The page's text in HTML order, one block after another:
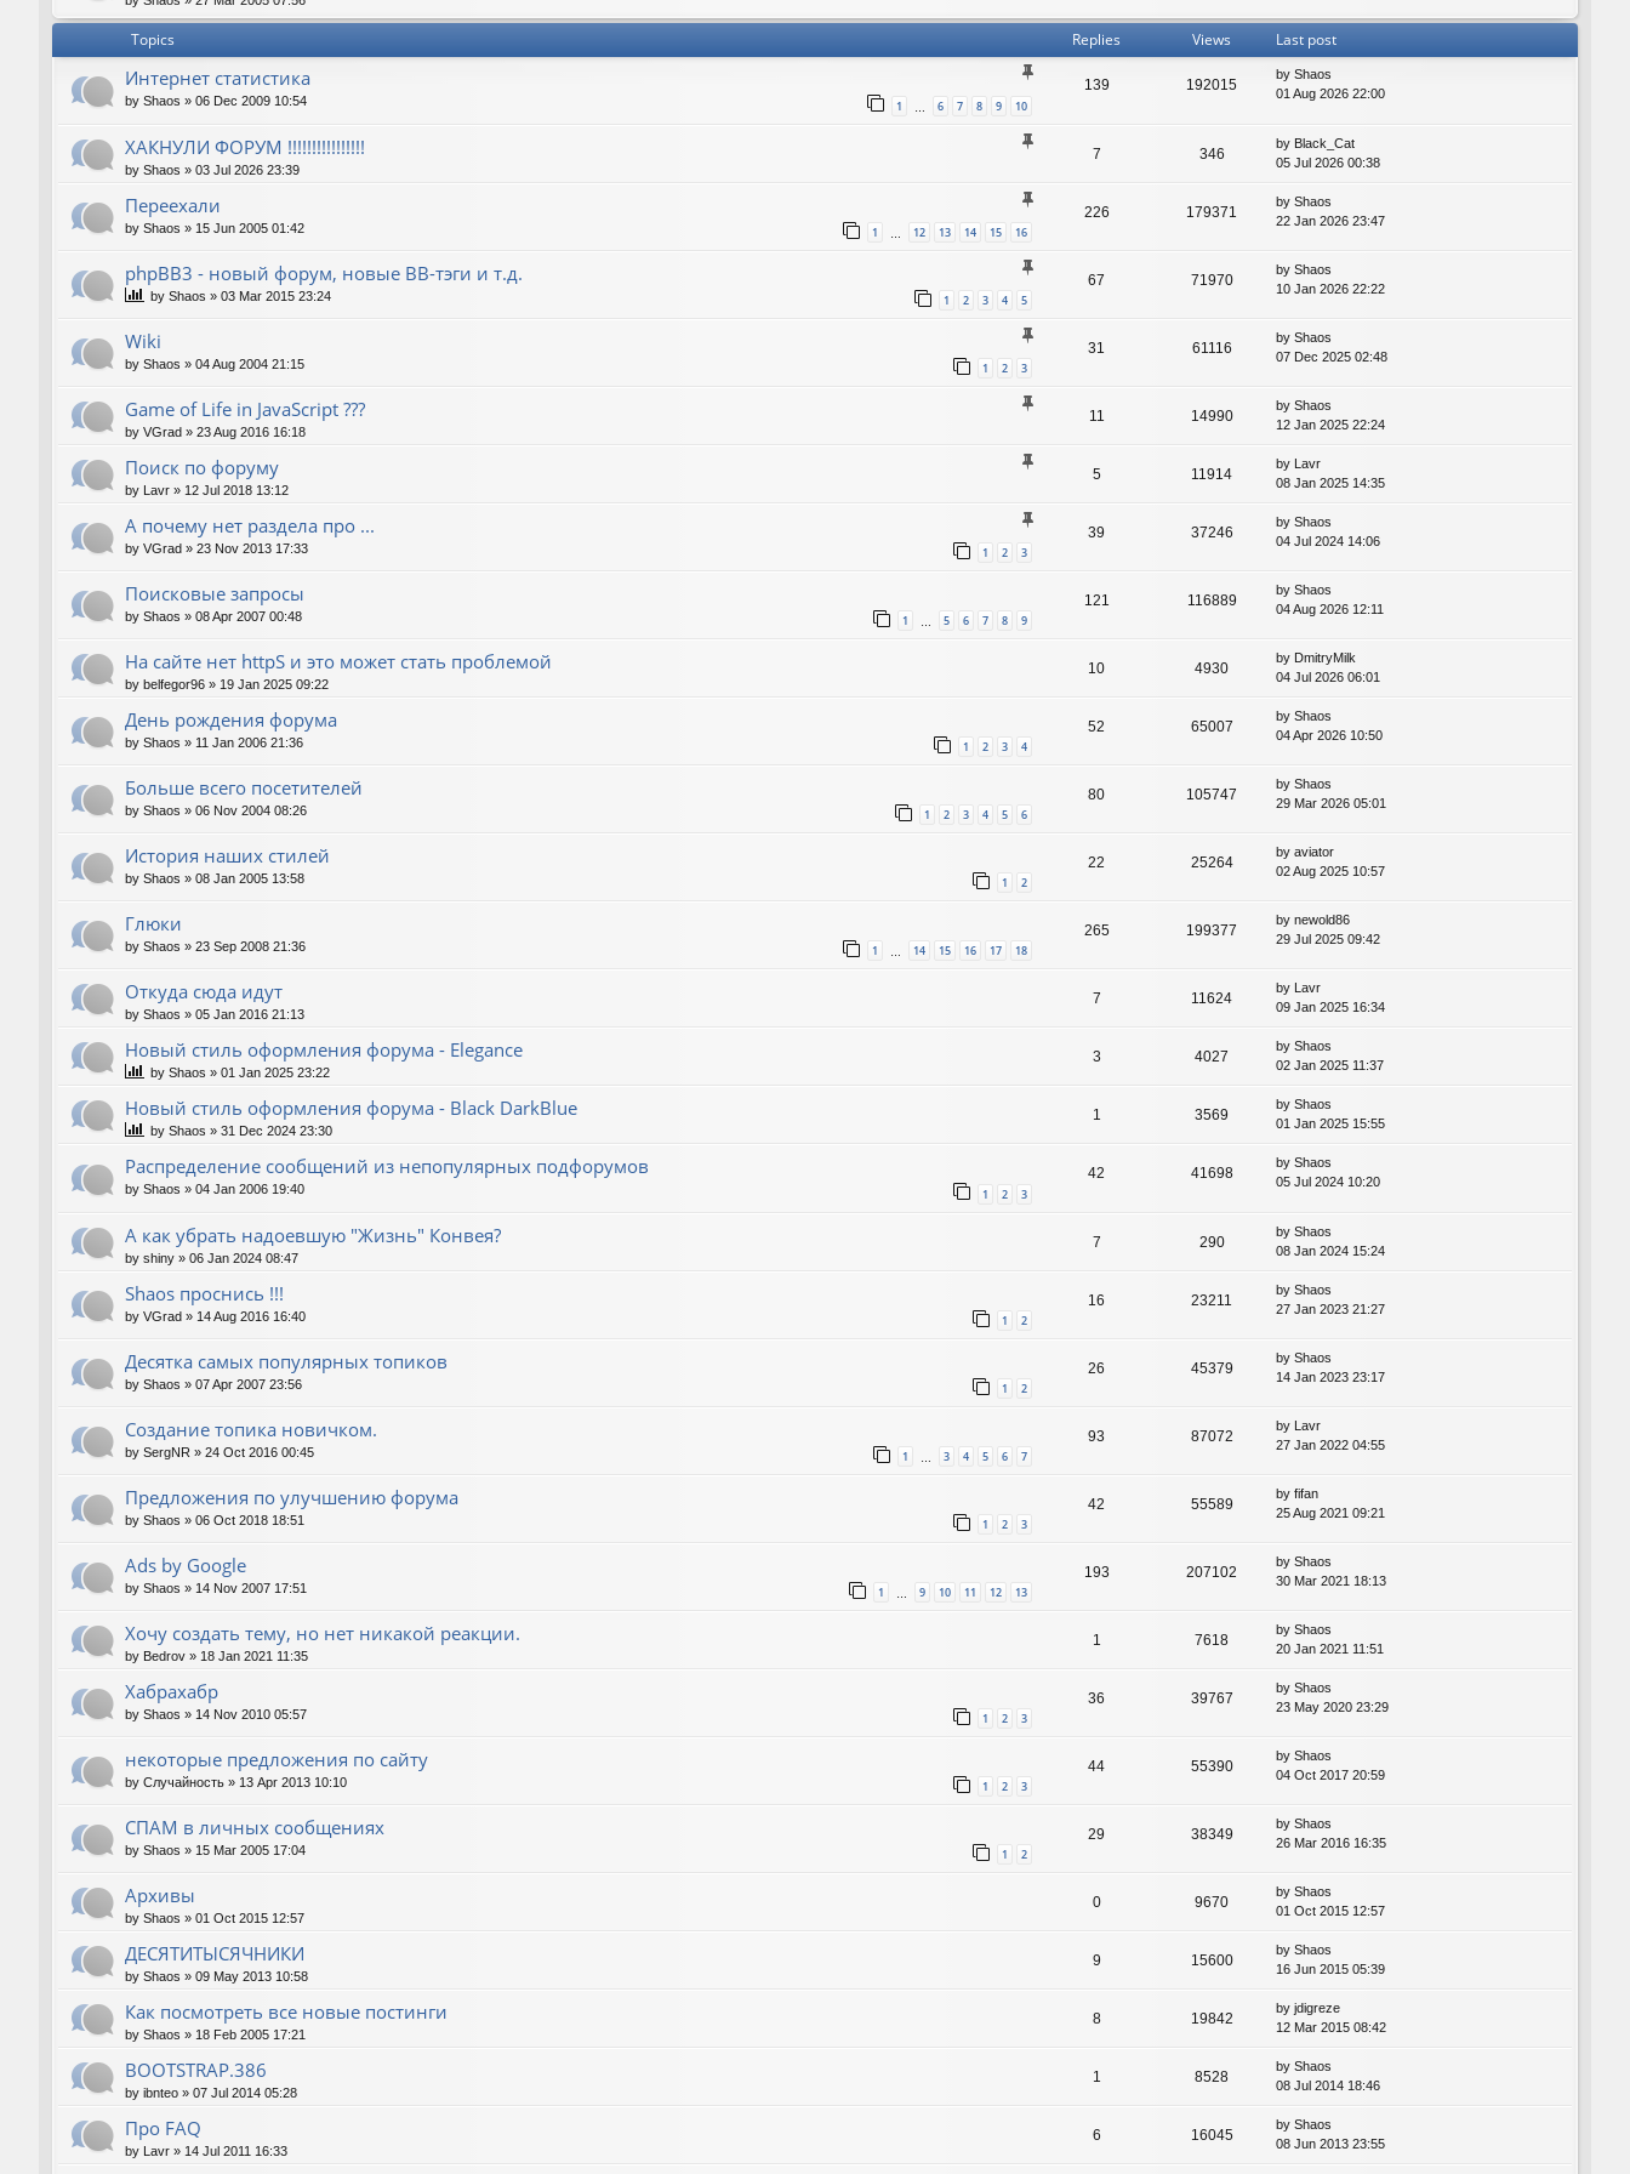
Topics Replies Views Last post
Интернет статистика
by Shaos » 06 Dec 2009 10:54 1 6 7 8 9 10
139 192015
by Shaos
01 Aug 2026 22:00
ХАКНУЛИ ФОРУМ !!!!!!!!!!!!!!!!
by Shaos » 03 Jul 2026 23:39
7 346
by Black_Cat
05 Jul 2026 00:38
Переехали
by Shaos » 15 Jun 2005 01:42 1 12 13 14 15 16
226 179371
by Shaos
22 Jan 2026 23:47
phpBB3 - новый форум, новые BB-тэги и т.д.
by Shaos » 03 Mar 2015 23:24 1 2 3 4 5
67 71970
by Shaos
10 Jan 2026 22:22
Wiki
by Shaos » 04 Aug 2004 21:15 1 2 3
31 61116
by Shaos
07 Dec 2025 02:48
Game of Life in JavaScript ???
by VGrad » 23 Aug 2016 16:18
11 14990
by Shaos
12 Jan 2025 22:24
Поиск по форуму
by Lavr » 12 Jul 2018 13:12
5 11914
by Lavr
08 Jan 2025 14:35
А почему нет раздела про ...
by VGrad » 23 Nov 2013 17:33 1 2 3
39 37246
by Shaos
04 Jul 2024 14:06
Поисковые запросы
by Shaos » 08 Apr 2007 00:48 1 … 5 6 7 8 9
121 116889
by Shaos
04 Aug 2026 12:11
На сайте нет httpS и это может стать проблемой
by belfegor96 » 19 Jan 2025 09:22
10 4930
by DmitryMilk
04 Jul 2026 06:01
День рождения форума
by Shaos » 11 Jan 2006 21:36 1 2 3 4
52 65007
by Shaos
04 Apr 2026 10:50
Больше всего посетителей
by Shaos » 06 Nov 2004 08:26 1 2 3 4 5 6
80 105747
by Shaos
29 Mar 2026 05:01
История наших стилей
by Shaos » 08 Jan 2005 13:58 1 2
22 25264
by aviator
02 Aug 2025 10:57
Глюки
by Shaos » 23 Sep 2008 21:36 1 … 14 15 16 17 18
265 199377
by newold86
29 Jul 2025 09:42
Откуда сюда идут
by Shaos » 05 Jan 2016 21:13
7 11624
by Lavr
09 Jan 2025 16:34
Новый стиль оформления форума - Elegance
by Shaos » 01 Jan 2025 23:22
3 4027
by Shaos
02 Jan 2025 11:37
Новый стиль оформления форума - Black DarkBlue
by Shaos » 31 Dec 2024 23:30
1 3569
by Shaos
01 Jan 2025 15:55
Распределение сообщений из непопулярных подфорумов
by Shaos » 04 Jan 2006 19:40 1 2 3
42 41698
by Shaos
05 Jul 2024 10:20
А как убрать надоевшую "Жизнь" Конвея?
by shiny » 06 Jan 2024 08:47
7 290
by Shaos
08 Jan 2024 15:24
Shaos проснись !!!
by VGrad » 14 Aug 2016 16:40 1 2
16 23211
by Shaos
27 Jan 2023 21:27
Десятка самых популярных топиков
by Shaos » 07 Apr 2007 23:56 1 2
26 45379
by Shaos
14 Jan 2023 23:17
Создание топика новичком.
by SergNR » 24 Oct 2016 00:45 1 3 4 5 6 7
93 87072
by Lavr
27 Jan 2022 04:55
Предложения по улучшению форума
by Shaos » 06 Oct 2018 18:51 1 2 3
42 55589
by fifan
25 Aug 2021 09:21
Ads by Google
by Shaos » 14 Nov 2007 17:51 1 9 10 11 12 13
193 207102
by Shaos
30 Mar 2021 18:13
Хочу создать тему, но нет никакой реакции.
by Bedrov » 18 Jan 2021 11:35
1 7618
by Shaos
20 Jan 2021 11:51
Хабрахабр
by Shaos » 14 Nov 2010 05:57 1 2 3
36 39767
by Shaos
23 May 2020 23:29
некоторые предложения по сайту
by Случайность » 13 Apr 2013 10:10 1 2 3
44 55390
by Shaos
04 Oct 2017 20:59
СПАМ в личных сообщениях
by Shaos » 15 Mar 2005 17:04 1 2
29 38349
by Shaos
26 Mar 2016 16:35
Архивы
by Shaos » 01 Oct 2015 12:57
0 9670
by Shaos
01 Oct 2015 12:57
ДЕСЯТИТЫСЯЧНИКИ
by Shaos » 09 May 2013 10:58
9 15600
by Shaos
16 Jun 2015 05:39
Как посмотреть все новые постинги
by Shaos » 18 Feb 2005 17:21
8 19842
by jdigreze
12 Mar 2015 08:42
BOOTSTRAP.386
by ibnteo » 07 Jul 2014 05:28
1 8528
by Shaos
08 Jul 2014 18:46
Про FAQ
by Lavr » 14 Jul 2011 16:33
6 16045
by Shaos
08 Jun 2013 23:55